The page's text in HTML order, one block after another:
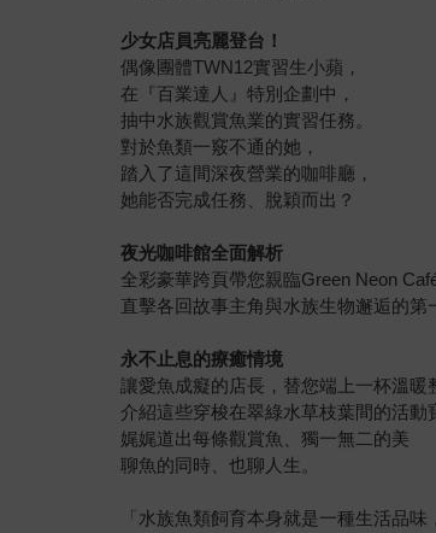
少女店員亮麗登台！
偶像團體TWN12實習生小蘋，
在『百業達人』特別企劃中，
抽中水族觀賞魚業的實習任務。
對於魚類一竅不通的她，
踏入了這間深夜營業的咖啡廳，
她能否完成任務、脫穎而出？
夜光咖啡館全面解析
全彩豪華跨頁帶您親臨Green Neon
直擊各回故事主角與水族生物邂逅的第
永不止息的療癒情境
讓愛魚成癡的店長，替您端上一杯溫暖
介紹這些穿梭在翠綠水草枝葉間的活動
娓娓道出每條觀賞魚、獨一無二的美
聊魚的同時、也聊人生。
「水族魚類飼育本身就是一種生活品